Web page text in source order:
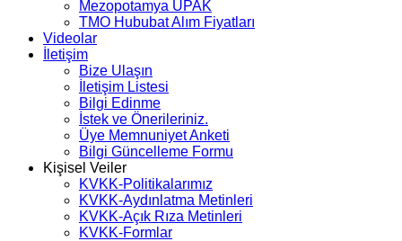
Mezopotamya UPAK
TMO Hububat Alım Fiyatları
Videolar
İletişim
Bize Ulaşın
İletişim Listesi
Bilgi Edinme
İstek ve Önerileriniz.
Üye Memnuniyet Anketi
Bilgi Güncelleme Formu
Kişisel Veiler
KVKK-Politikalarımız
KVKK-Aydınlatma Metinleri
KVKK-Açık Rıza Metinleri
KVKK-Formlar